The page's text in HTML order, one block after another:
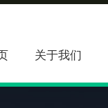
关于我们